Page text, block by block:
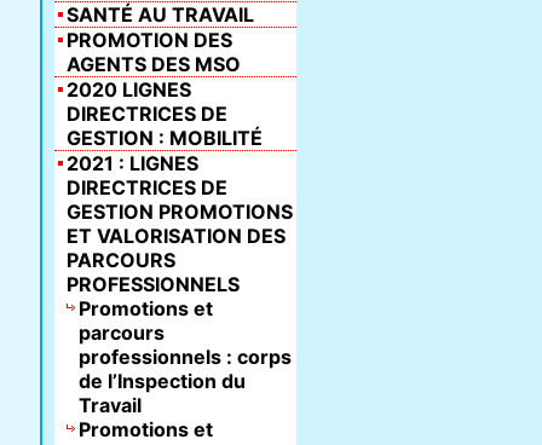
SANTÉ AU TRAVAIL
PROMOTION DES
AGENTS DES MSO
2020 LIGNES
DIRECTRICES DE
GESTION : MOBILITÉ
2021 : LIGNES
DIRECTRICES DE
GESTION PROMOTIONS
ET VALORISATION DES
PARCOURS
PROFESSIONNELS
Promotions et
parcours
professionnels : corps
de l’Inspection du
Travail
Promotions et